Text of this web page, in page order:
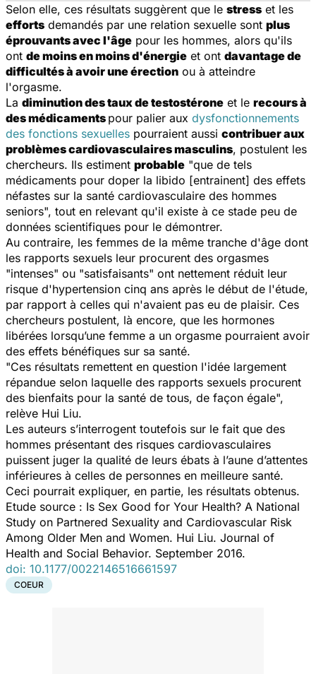
Selon elle, ces résultats suggèrent que le stress et les
efforts demandés par une relation sexuelle sont plus
éprouvants avec l'âge pour les hommes, alors qu'ils
ont de moins en moins d'énergie et ont davantage de
difficultés à avoir une érection ou à atteindre
l'orgasme.
La diminution des taux de testostérone et le recours à
des médicaments pour palier aux dysfonctionnements
des fonctions sexuelles pourraient aussi contribuer aux
problèmes cardiovasculaires masculins, postulent les
chercheurs. Ils estiment probable "que de tels
médicaments pour doper la libido [entrainent] des effets
néfastes sur la santé cardiovasculaire des hommes
seniors", tout en relevant qu'il existe à ce stade peu de
données scientifiques pour le démontrer.
Au contraire, les femmes de la même tranche d'âge dont
les rapports sexuels leur procurent des orgasmes
"intenses" ou "satisfaisants" ont nettement réduit leur
risque d'hypertension cinq ans après le début de l'étude,
par rapport à celles qui n'avaient pas eu de plaisir. Ces
chercheurs postulent, là encore, que les hormones
libérées lorsqu’une femme a un orgasme pourraient avoir
des effets bénéfiques sur sa santé.
"Ces résultats remettent en question l'idée largement
répandue selon laquelle des rapports sexuels procurent
des bienfaits pour la santé de tous, de façon égale",
relève Hui Liu.
Les auteurs s’interrogent toutefois sur le fait que des
hommes présentant des risques cardiovasculaires
puissent juger la qualité de leurs ébats à l’aune d’attentes
inférieures à celles de personnes en meilleure santé.
Ceci pourrait expliquer, en partie, les résultats obtenus.
Etude source : Is Sex Good for Your Health? A National
Study on Partnered Sexuality and Cardiovascular Risk
Among Older Men and Women. Hui Liu. Journal of
Health and Social Behavior. September 2016.
doi: 10.1177/0022146516661597
COEUR